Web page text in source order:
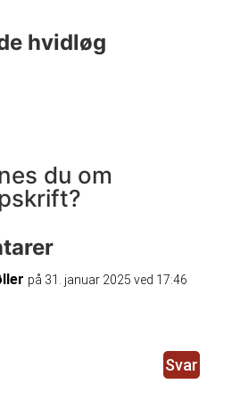
hvidløg
du om
på 31. januar 2025 ved 17:46
Svar